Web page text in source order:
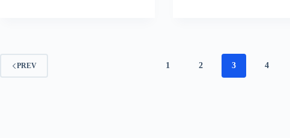
PREV 1 2 3 4